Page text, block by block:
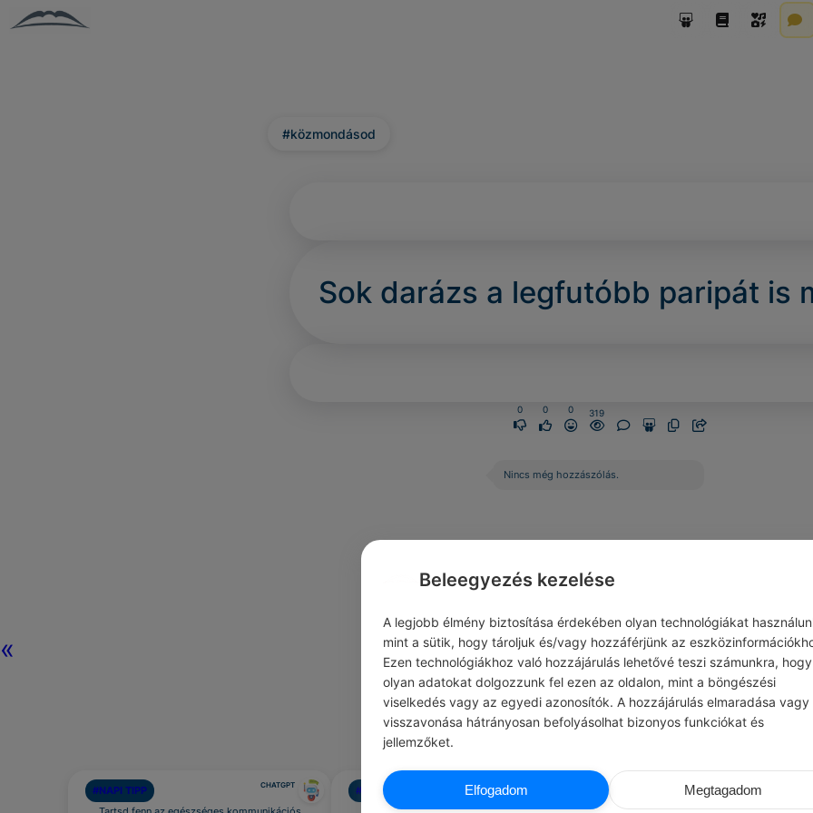
«
#közmondásod
Sok darázs a legfutóbb paripát is
0 0 0 319
Nincs még hozzászólás.
#NAPI TIPP CHATGPT #EZT BESZÉLIK… #ILLEMSZABÁLYOK
Beleegyezés kezelése
A legjobb élmény biztosítása érdekében olyan technológiákat
mint a sütik, hogy tároljuk és/vagy hozzáférjünk az
Ezen technológiákhoz való hozzájárulás lehetővé teszi számunkra, hogy
olyan adatokat dolgozzunk fel ezen az oldalon, mint a böngészési
viselkedés vagy az egyedi azonosítók. A hozzájárulás elmaradása vagy
visszavonása hátrányosan befolyásolhat bizonyos funkciókat és
jellemzőket.
Elfogadom Megtagadom